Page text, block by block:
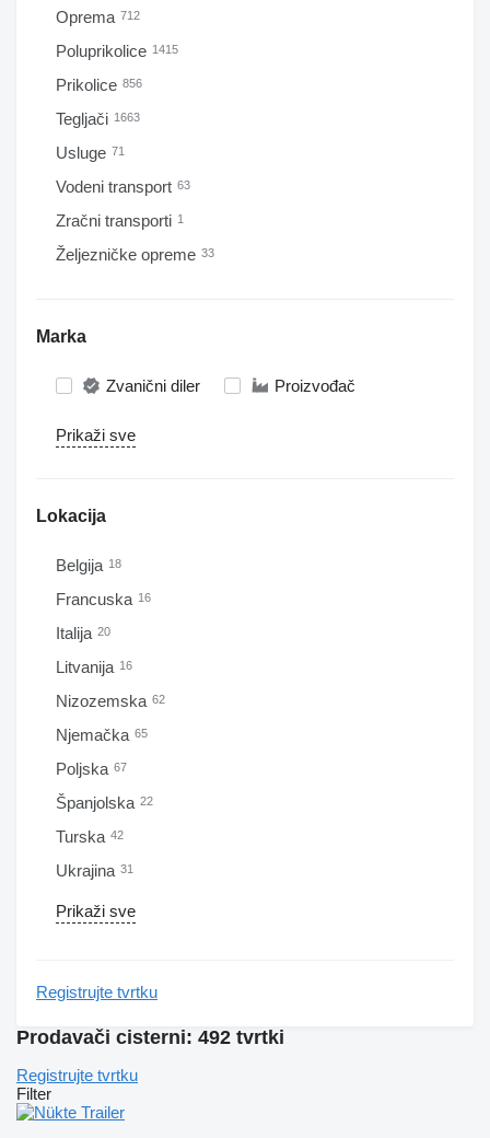
Oprema 712
Poluprikolice 1415
Prikolice 856
Tegljači 1663
Usluge 71
Vodeni transport 63
Zračni transporti 1
Željezničke opreme 33
Marka
Zvanični diler Proizvođač
Prikaži sve
Lokacija
Belgija 18
Francuska 16
Italija 20
Litvanija 16
Nizozemska 62
Njemačka 65
Poljska 67
Španjolska 22
Turska 42
Ukrajina 31
Prikaži sve
Registrujte tvrtku
Prodavači cisterni: 492 tvrtki
Registrujte tvrtku
Filter